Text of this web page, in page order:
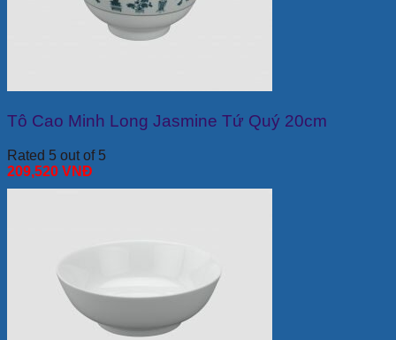
Tô Cao Minh Long Jasmine Tứ Quý 20cm
Rated 5 out of 5
209,520 VNĐ